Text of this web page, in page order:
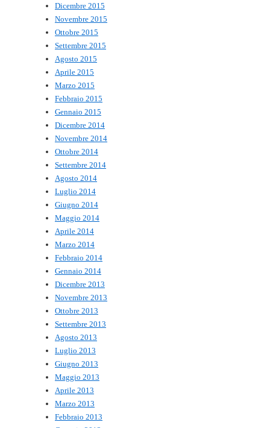
Dicembre 2015
Novembre 2015
Ottobre 2015
Settembre 2015
Agosto 2015
Aprile 2015
Marzo 2015
Febbraio 2015
Gennaio 2015
Dicembre 2014
Novembre 2014
Ottobre 2014
Settembre 2014
Agosto 2014
Luglio 2014
Giugno 2014
Maggio 2014
Aprile 2014
Marzo 2014
Febbraio 2014
Gennaio 2014
Dicembre 2013
Novembre 2013
Ottobre 2013
Settembre 2013
Agosto 2013
Luglio 2013
Giugno 2013
Maggio 2013
Aprile 2013
Marzo 2013
Febbraio 2013